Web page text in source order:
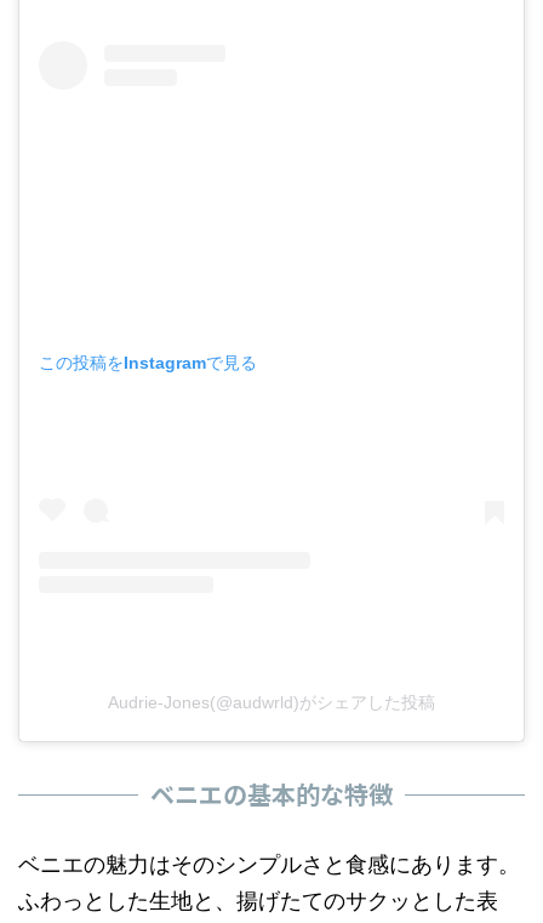
この投稿をInstagramで見る
Audrie-Jones(@audwrld)がシェアした投稿
ベニエの基本的な特徴
ベニエの魅力はそのシンプルさと食感にあります。
ふわっとした生地と、揚げたてのサクッとした表